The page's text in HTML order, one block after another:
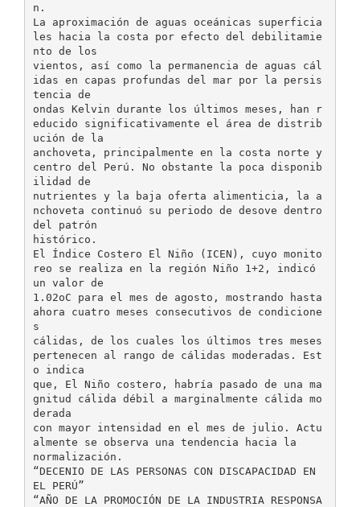
n.
La aproximación de aguas oceánicas superficia
les hacia la costa por efecto del debilitamie
nto de los
vientos, así como la permanencia de aguas cál
idas en capas profundas del mar por la persis
tencia de
ondas Kelvin durante los últimos meses, han r
educido significativamente el área de distrib
ución de la
anchoveta, principalmente en la costa norte y
centro del Perú. No obstante la poca disponib
ilidad de
nutrientes y la baja oferta alimenticia, la a
nchoveta continuó su periodo de desove dentro
del patrón
histórico.
El Índice Costero El Niño (ICEN), cuyo monito
reo se realiza en la región Niño 1+2, indicó
un valor de
1.02oC para el mes de agosto, mostrando hasta
ahora cuatro meses consecutivos de condicione
s
cálidas, de los cuales los últimos tres meses
pertenecen al rango de cálidas moderadas. Est
o indica
que, El Niño costero, habría pasado de una ma
gnitud cálida débil a marginalmente cálida mo
derada
con mayor intensidad en el mes de julio. Actu
almente se observa una tendencia hacia la
normalización.
“DECENIO DE LAS PERSONAS CON DISCAPACIDAD EN
EL PERÚ”
“AÑO DE LA PROMOCIÓN DE LA INDUSTRIA RESPONSA